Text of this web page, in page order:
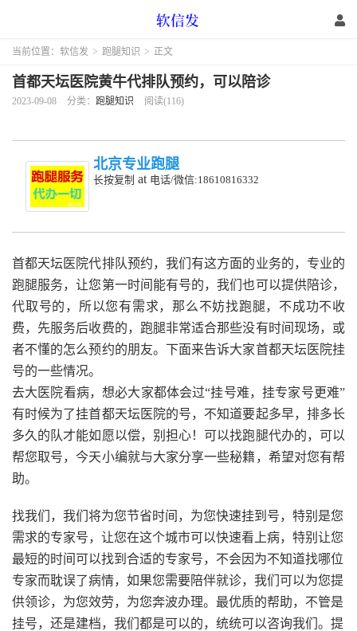
当前位置： 软信发 > 跑腿知识 > 正文
首都天坛医院黄牛代排队预约，可以陪诊
2023-09-08 分类： 跑腿知识 阅读(116)
北京专业跑腿
长按复制 at 电话/微信:18610816332
首都天坛医院代排队预约，我们有这方面的业务的，专业的
跑腿服务，让您第一时间能有号的，我们也可以提供陪诊，
代取号的，所以您有需求，那么不妨找跑腿，不成功不收
费，先服务后收费的，跑腿非常适合那些没有时间现场，或
者不懂的怎么预约的朋友。下面来告诉大家首都天坛医院挂
号的一些情况。
去大医院看病，想必大家都体会过“挂号难，挂专家号更难”
有时候为了挂首都天坛医院的号，不知道要起多早，排多长
多久的队才能如愿以偿，别担心！可以找跑腿代办的，可以
帮您取号，今天小编就与大家分享一些秘籍，希望对您有帮
助。
找我们，我们将为您节省时间，为您快速挂到号，特别是您
需求的专家号，让您在这个城市可以快速看上病，特别让您
最短的时间可以找到合适的专家号，不会因为不知道找哪位
专家而耽误了病情，如果您需要陪伴就诊，我们可以为您提
供领诊，为您效劳，为您奔波办理。最优质的帮助，不管是
挂号，还是建档，我们都是可以的，统统可以咨询我们。提